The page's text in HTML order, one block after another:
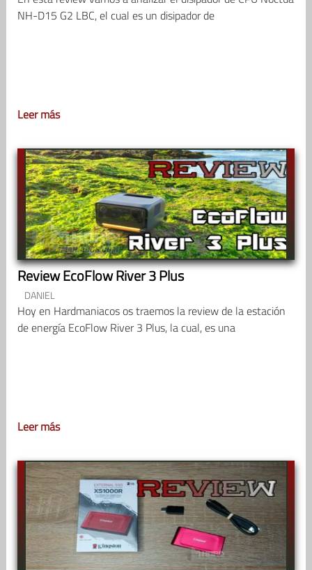
NH-D15 G2 LBC, el cual es un disipador de
Leer más
Review EcoFlow River 3 Plus
DANIEL
Hoy en Hardmaniacos os traemos la review de la estación
de energía EcoFlow River 3 Plus, la cual, es una
Leer más